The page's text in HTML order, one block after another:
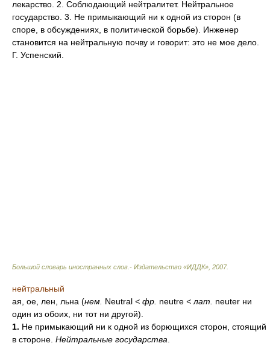
лекарство. 2. Соблюдающий нейтралитет. Нейтральное
государство. 3. Не примыкающий ни к одной из сторон (в
споре, в обсуждениях, в политической борьбе). Инженер
становится на нейтральную почву и говорит: это не мое дело.
Г. Успенский.
Большой словарь иностранных слов.- Издательство «ИДДК» 2007.
нейтральный
ая, ое, лен, льна (нем. Neutral < фр. neutre < лат.
neuter ни
один из обоих, ни тот ни другой).
1. Не примыкающий ни к одной из борющихся сторон, стоящий
в стороне. Нейтральные государства